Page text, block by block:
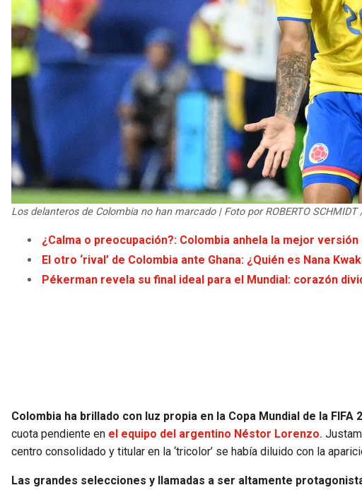
Los delanteros de Colombia no han marcado | Foto por ROBERTO SCHMIDT
¿Calma o preocupación?: Colombia anhela la mejor
El otro ‘rival’ de Colombia ante Ghana: ¿Quién es Nana
Pékerman revela su final ideal para el Mundial: corazón
Colombia ha brillado con luz propia en la Copa Mundial de la FIFA
cuota pendiente en el equipo del argentino Néstor Lorenzo.
centro consolidado y titular en la ‘tricolor’ se había diluido con la
Las grandes selecciones y llamadas a ser altamente